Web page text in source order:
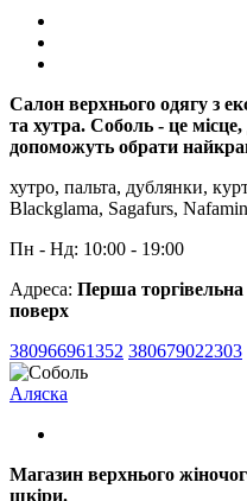
Салон верхнього одягу з
та хутра. Соболь - це
допоможуть обрати
хутро, пальта, дублянки,
Blackglama, Sagafurs,
Пн - Нд: 10:00 - 19:00
Адреса: Перша
поверх
380966961352 380679022303
Аляска
Магазин верхнього
шкіри.